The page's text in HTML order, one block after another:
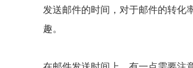
发送邮件的时间，对于邮件的转化
趣。